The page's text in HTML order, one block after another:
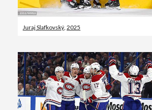
Juraj Slafkovský, 2025